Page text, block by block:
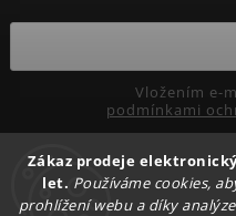
Zákaz prodeje
let. Používáme cookies,
prohlížení webu a díky
podmínkami